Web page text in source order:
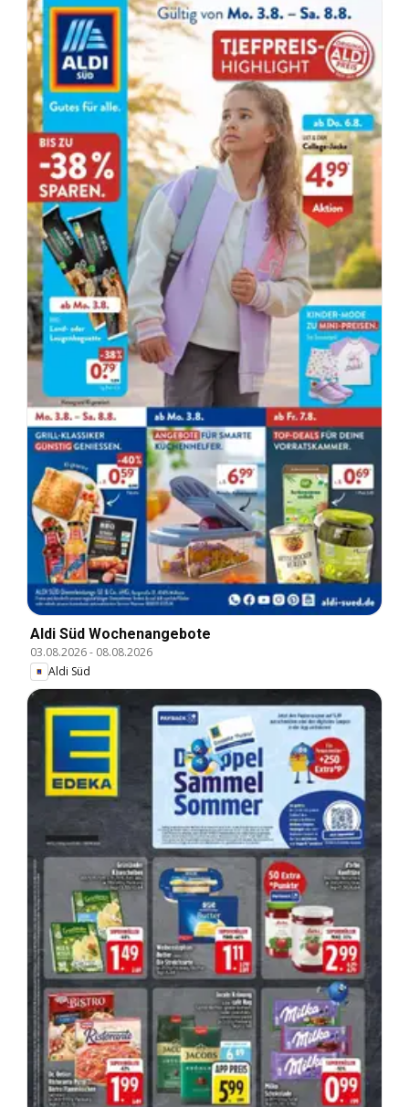
Aldi Süd Wochenangebote
03.08.2026- 08.08.2026
Aldi Süd